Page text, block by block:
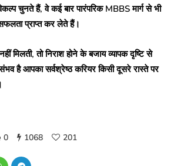
चुनते हैं, वे कई बार पारंपरिक MBBS मार्ग से भी
प्राप्त कर लेते हैं।
मिलती, तो निराश होने के बजाय व्यापक दृष्टि से
है आपका सर्वश्रेष्ठ करियर किसी दूसरे रास्ते पर
0 1068 201